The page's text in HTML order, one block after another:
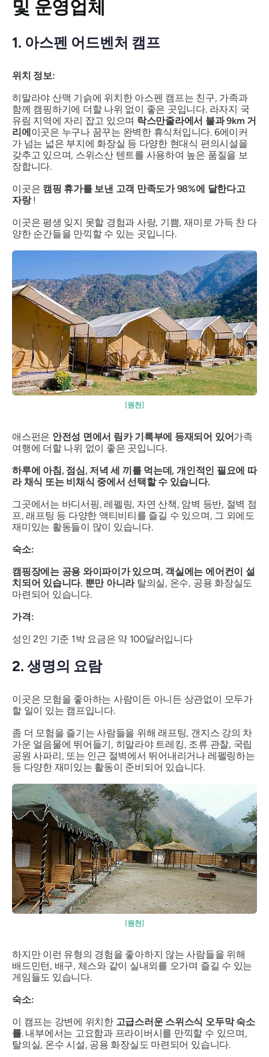
및 운영업체
1. 아스펜 어드벤처 캠프
위치 정보:
히말라야 산맥 기슭에 위치한 아스펜 캠프는 친구, 가족과
함께 캠핑하기에 더할 나위 없이 좋은 곳입니다. 라자지 국
유림 지역에 자리 잡고 있으며 락스만줄라에서 불과 9km 거
리에이곳은 누구나 꿈꾸는 완벽한 휴식처입니다. 6에이커
가 넘는 넓은 부지에 화장실 등 다양한 현대식 편의시설을
갖추고 있으며, 스위스산 텐트를 사용하여 높은 품질을 보
장합니다.
이곳은 캠핑 휴가를 보낸 고객 만족도가 98%에 달한다고
자랑!
이곳은 평생 잊지 못할 경험과 사랑, 기쁨, 재미로 가득 찬 다
양한 순간들을 만끽할 수 있는 곳입니다.
[원천]
애스펀은 안전성 면에서 림카 기록부에 등재되어 있어가족
여행에 더할 나위 없이 좋은 곳입니다.
하루에 아침, 점심, 저녁 세 끼를 먹는데, 개인적인 필요에 따
라 채식 또는 비채식 중에서 선택할 수 있습니다.
그곳에서는 바디서핑, 레펠링, 자연 산책, 암벽 등반, 절벽 점
프, 래프팅 등 다양한 액티비티를 즐길 수 있으며, 그 외에도
재미있는 활동들이 많이 있습니다.
숙소:
캠핑장에는 공용 와이파이가 있으며, 객실에는 에어컨이 설
치되어 있습니다. 뿐만 아니라탈의실, 온수, 공용 화장실도
마련되어 있습니다.
가격:
성인 2인 기준 1박 요금은 약 100달러입니다
2. 생명의 요람
이곳은 모험을 좋아하는 사람이든 아니든 상관없이 모두가
할 일이 있는 캠프입니다.
좀 더 모험을 즐기는 사람들을 위해 래프팅, 갠지스 강의 차
가운 얼음물에 뛰어들기, 히말라야 트레킹, 조류 관찰, 국립
공원 사파리, 또는 인근 절벽에서 뛰어내리거나 레펠링하는
등 다양한 재미있는 활동이 준비되어 있습니다.
[원천]
하지만 이런 유형의 경험을 좋아하지 않는 사람들을 위해
배드민턴, 배구, 체스와 같이 실내외를 오가며 즐길 수 있는
게임들도 있습니다.
숙소:
이 캠프는 강변에 위치한 고급스러운 스위스식 오두막 숙소
를. 내부에서는 고요함과 프라이버시를 만끽할 수 있으며,
탈의실, 온수 시설, 공용 화장실도 마련되어 있습니다.